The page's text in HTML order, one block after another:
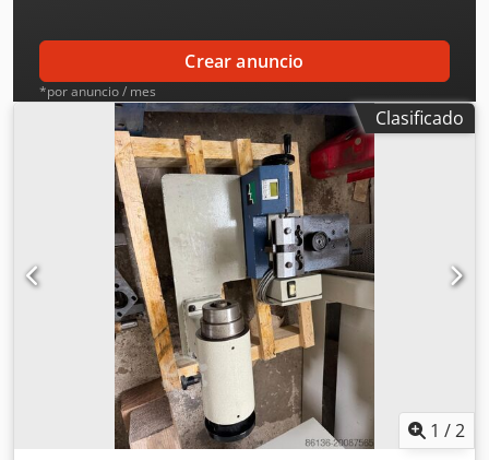
Crear anuncio
*por anuncio / mes
Clasificado
1 /2